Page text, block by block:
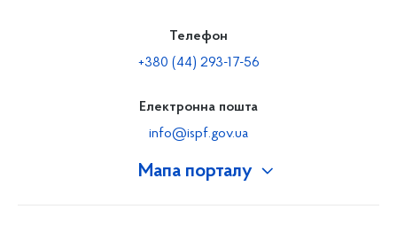
Мапа порталу
Телефон
+380 (44) 293-17-56
Електронна пошта
info@ispf.gov.ua